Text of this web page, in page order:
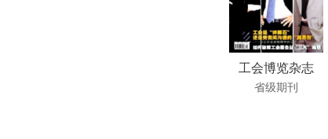
工会博览杂志
省级期刊